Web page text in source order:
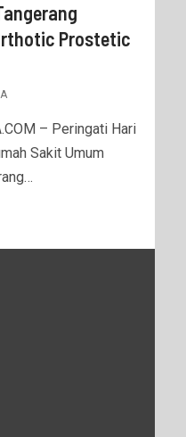
Prostetic
– Peringati Hari
Sakit Umum